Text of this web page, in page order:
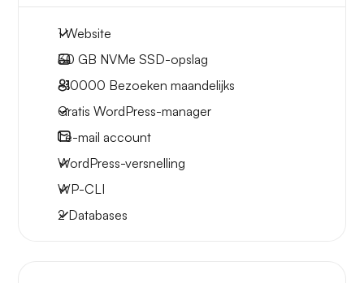
1 Website
30 GB NVMe SSD-opslag
~10000 Bezoeken maandelijks
Gratis WordPress-manager
1e-mail account
WordPress-versnelling
WP-CLI
2 Databases